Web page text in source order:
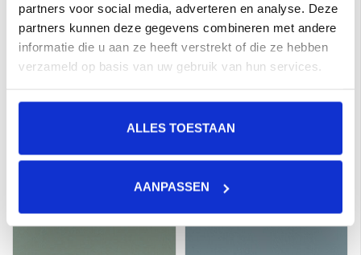
partners voor social media, adverteren en analyse. Deze
partners kunnen deze gegevens combineren met andere
informatie die u aan ze heeft verstrekt of die ze hebben
verzameld op basis van uw gebruik van hun services.
ALLES TOESTAAN
AANPASSEN
La Fabbrica AVA Le
Malte 198016 120x120
La Fabbrica AVA Le
Malte 198026 60x120